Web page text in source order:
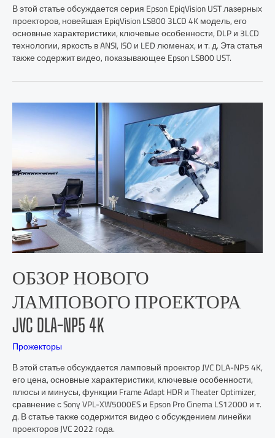
В этой статье обсуждается серия Epson EpiqVision UST лазерных
проекторов, новейшая EpiqVision LS800 3LCD 4K модель, его
основные характеристики, ключевые особенности, DLP и 3LCD
технологии, яркость в ANSI, ISO и LED люменах, и т. д. Эта статья
также содержит видео, показывающее Epson LS800 UST.
ОБЗОР НОВОГО
ЛАМПОВОГО ПРОЕКТОРА
JVC DLA-NP5 4K
Прожекторы
В этой статье обсуждается ламповый проектор JVC DLA-NP5 4K,
его цена, основные характеристики, ключевые особенности,
плюсы и минусы, функции Frame Adapt HDR и Theater Optimizer,
сравнение с Sony VPL-XW5000ES и Epson Pro Cinema LS12000 и т.
д. В статье также содержится видео с обсуждением линейки
проекторов JVC 2022 года.